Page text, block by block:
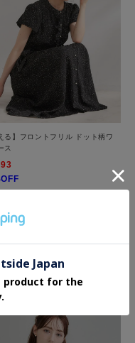
る】フロントフリル ドット柄ワ
ス